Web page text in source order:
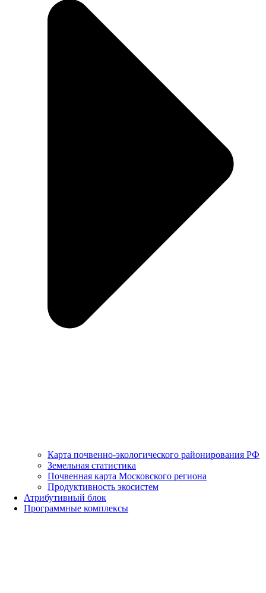
Карта почвенно-экологического районирования РФ
Земельная статистика
Почвенная карта Московского региона
Продуктивность экосистем
Атрибутивный блок
Программные комплексы